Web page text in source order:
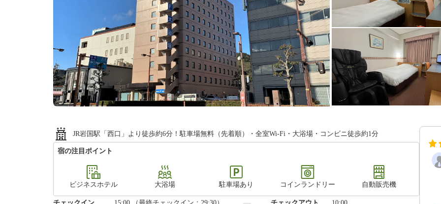
JR岩国駅「西口」より徒歩約6分！駐車場無料（先着順）・全室Wi-Fi・大浴場・コンビニ徒歩約1分
宿の注目ポイント
ビジネスホテル 大浴場 駐車場あり コインランドリー 自動販売機